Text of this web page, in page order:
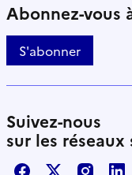
Abonnez-vous
S'abonner
Suivez-nous
sur les réseaux
FacebookX / Twitter